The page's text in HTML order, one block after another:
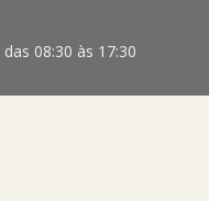
08:30 às 17:30